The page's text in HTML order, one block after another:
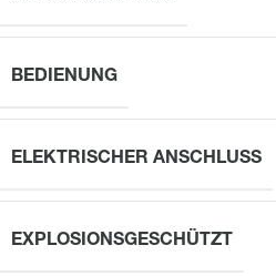
BEDIENUNG
ELEKTRISCHER ANSCHLUSS
EXPLOSIONSGESCHÜTZT